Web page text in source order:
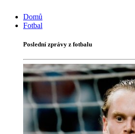
Domů
Fotbal
Poslední zprávy z fotbalu